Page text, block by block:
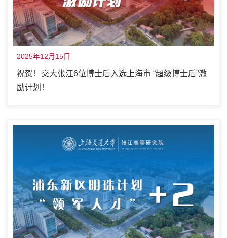
2025年12月15日
祝贺！交大张江6位博士后入选上海市 “超级博士后”激
励计划！